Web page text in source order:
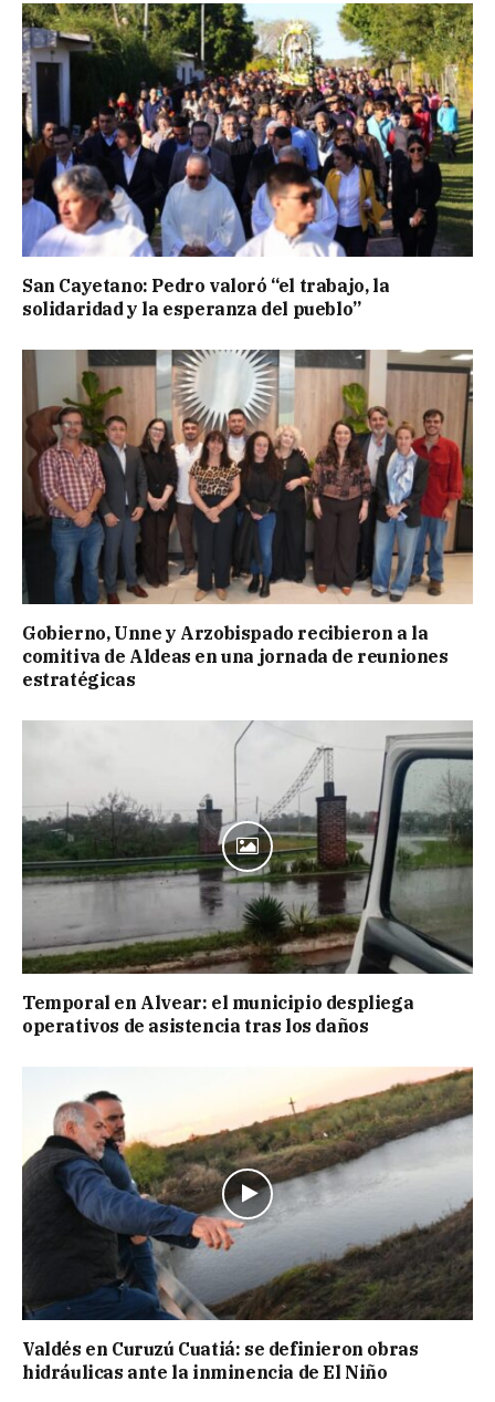
San Cayetano: Pedro valoró “el trabajo, la
solidaridad y la esperanza del pueblo”
Gobierno, Unne y Arzobispado recibieron a la
comitiva de Aldeas en una jornada de reuniones
estratégicas
Temporal en Alvear: el municipio despliega
operativos de asistencia tras los daños
Valdés en Curuzú Cuatiá: se definieron obras
hidráulicas ante la inminencia de El Niño